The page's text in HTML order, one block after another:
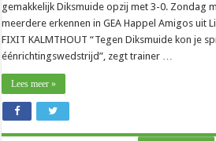
gemakkelijk Diksmuide opzij met 3-0. Zondag
meerdere erkennen in GEA Happel Amigos uit
FIXIT KALMTHOUT “Tegen Diksmuide kon je
éénrichtingswedstrijd”, zegt trainer …
Lees meer »